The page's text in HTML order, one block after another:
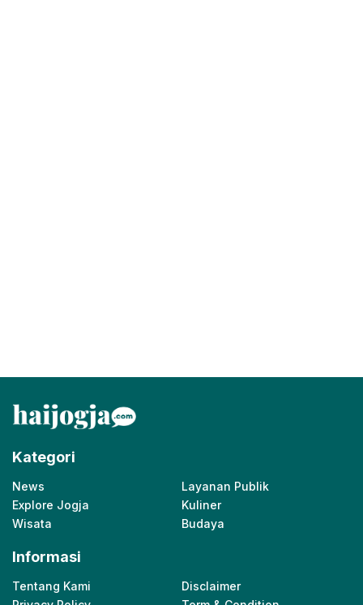
Kategori
News
Layanan Publik
Explore Jogja
Kuliner
Wisata
Budaya
Informasi
Tentang Kami
Disclaimer